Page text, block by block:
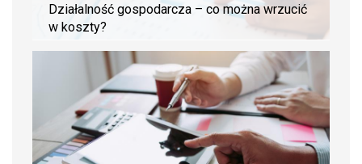
Działalność gospodarcza – co można wrzucić
w koszty?